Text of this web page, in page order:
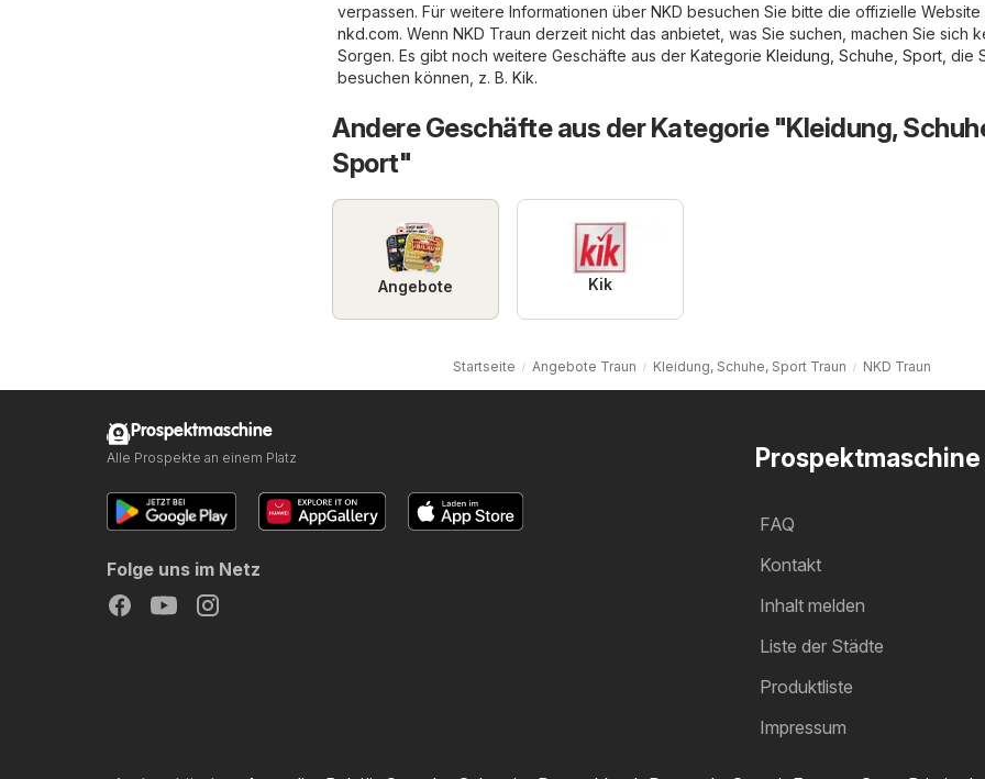
verpassen. Für weitere Informationen über NKD besuchen Sie bitte die offizielle Website
nkd.com. Wenn NKD Traun derzeit nicht das anbietet, was Sie suchen, machen Sie sich
Sorgen. Es gibt noch weitere Geschäfte aus der Kategorie Kleidung, Schuhe, Sport , die
besuchen können, z. B. Kik.
Andere Geschäfte aus der Kategorie "Kleidung,
Sport"
Angebote Kik
Startseite Angebote Traun Kleidung, Schuhe, Sport Traun NKD Traun
Prospektmaschine
FAQ
Kontakt
Inhalt melden
Liste der Städte
Produktliste
Impressum
Prospektmaschine
Alle Prospekte an einem Platz
Folge uns im Netz